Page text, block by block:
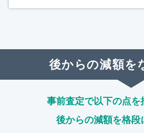
後からの減額を
事前査定で以下の点を
後からの減額を格段